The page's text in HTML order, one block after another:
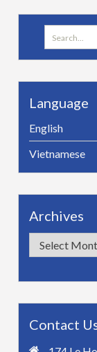
Search
for:
Language
English
Vietnamese
Archives
Archives
Contact